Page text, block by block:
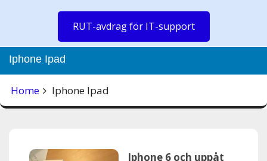
RUT-avdrag för IT-support
Iphone Ipad
Home Iphone Ipad
Iphone 6 och uppåt